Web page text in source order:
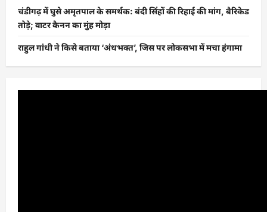
चंडीगढ़ में घुसे अमृतपाल के समर्थक: बंदी सिंहों की रिहाई की मांग, बैरिकेड
तोड़े; वाटर कैनन का मुंह मोड़ा
राहुल गांधी ने किसे बताया ‘अंधभक्त’, जिस पर लोकसभा में मचा हंगामा